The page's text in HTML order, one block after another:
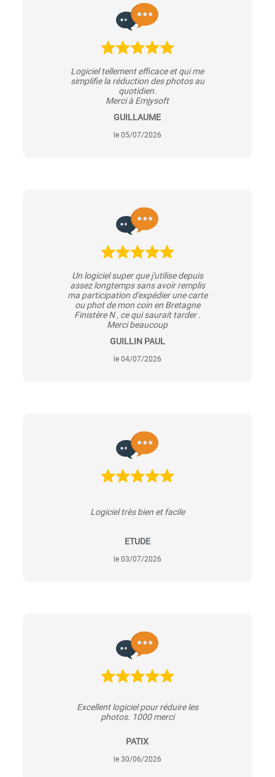
Logiciel tellement efficace et qui me
simplifie la réduction des photos au
quotidien.
Merci à Emjysoft
GUILLAUME
le 05/07/2026
Un logiciel super que j'utilise depuis
assez longtemps sans avoir remplis
ma participation d'expédier une carte
ou phot de mon coin en Bretagne
Finistère N , ce qui saurait tarder .
Merci beaucoup
GUILLIN PAUL
le 04/07/2026
Logiciel très bien et facile
ETUDE
le 03/07/2026
Excellent logiciel pour réduire les
photos. 1000 merci
PATIX
le 30/06/2026